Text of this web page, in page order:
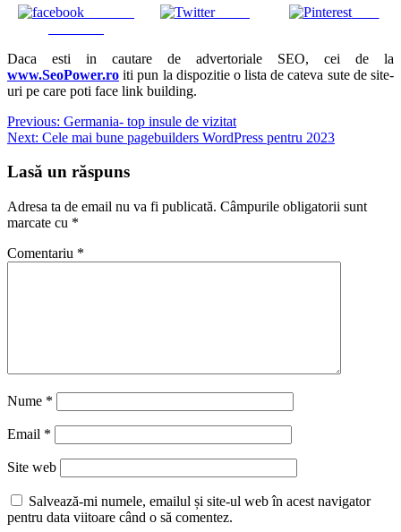
Tweet Save
Daca esti in cautare de advertoriale SEO, cei de la
www.SeoPower.ro iti pun la dispozitie o lista de cateva sute de site-
uri pe care poti face link building.
Navigare
în
articole
Previous: Germania- top insule de vizitat
Next: Cele mai bune pagebuilders WordPress pentru 2023
Lasă un răspuns
Adresa ta de email nu va fi publicată. Câmpurile obligatorii sunt
marcate cu *
Comentariu *
Nume *
Email *
Site web
Salvează-mi numele, emailul și site-ul web în acest navigator
pentru data viitoare când o să comentez.